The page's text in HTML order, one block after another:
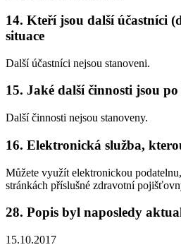
14. Kteří jsou další účastníci
situace
Další účastníci nejsou stanoveni.
15. Jaké další činnosti jsou
Další činnosti nejsou stanoveny.
16. Elektronická služba,
Můžete využít elektronickou
stránkách příslušné zdravotní
28. Popis byl naposledy
15.10.2017